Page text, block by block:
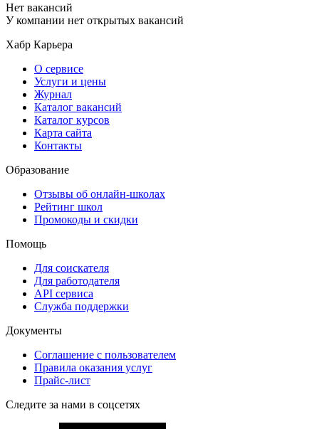
Нет вакансий
У компании нет открытых вакансий
Хабр Карьера
О сервисе
Услуги и цены
Журнал
Каталог вакансий
Каталог курсов
Карта сайта
Контакты
Образование
Отзывы об онлайн-школах
Рейтинг школ
Промокоды и скидки
Помощь
Для соискателя
Для работодателя
API сервиса
Служба поддержки
Документы
Соглашение с пользователем
Правила оказания услуг
Прайс-лист
Следите за нами в соцсетях